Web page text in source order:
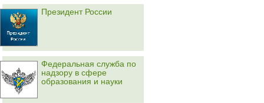
Президент России
Федеральная служба по
надзору в сфере
образования и науки